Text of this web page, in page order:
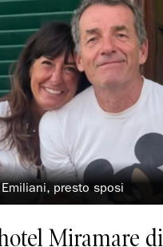
presto sposi
Miramare di